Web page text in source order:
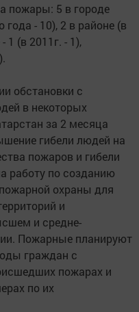
пожары: 5 в городе
- 10), 2 в районе (в
1 (в 2011г. - 1),
обстановки с
в некоторых
за 2 месяца
гибели людей на
пожаров и гибели
работу по созданию
охраны для
и
и средне-
Пожарные планируют
граждан с
пожарах и
по их